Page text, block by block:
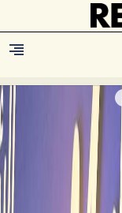
Berita
Islam Digest